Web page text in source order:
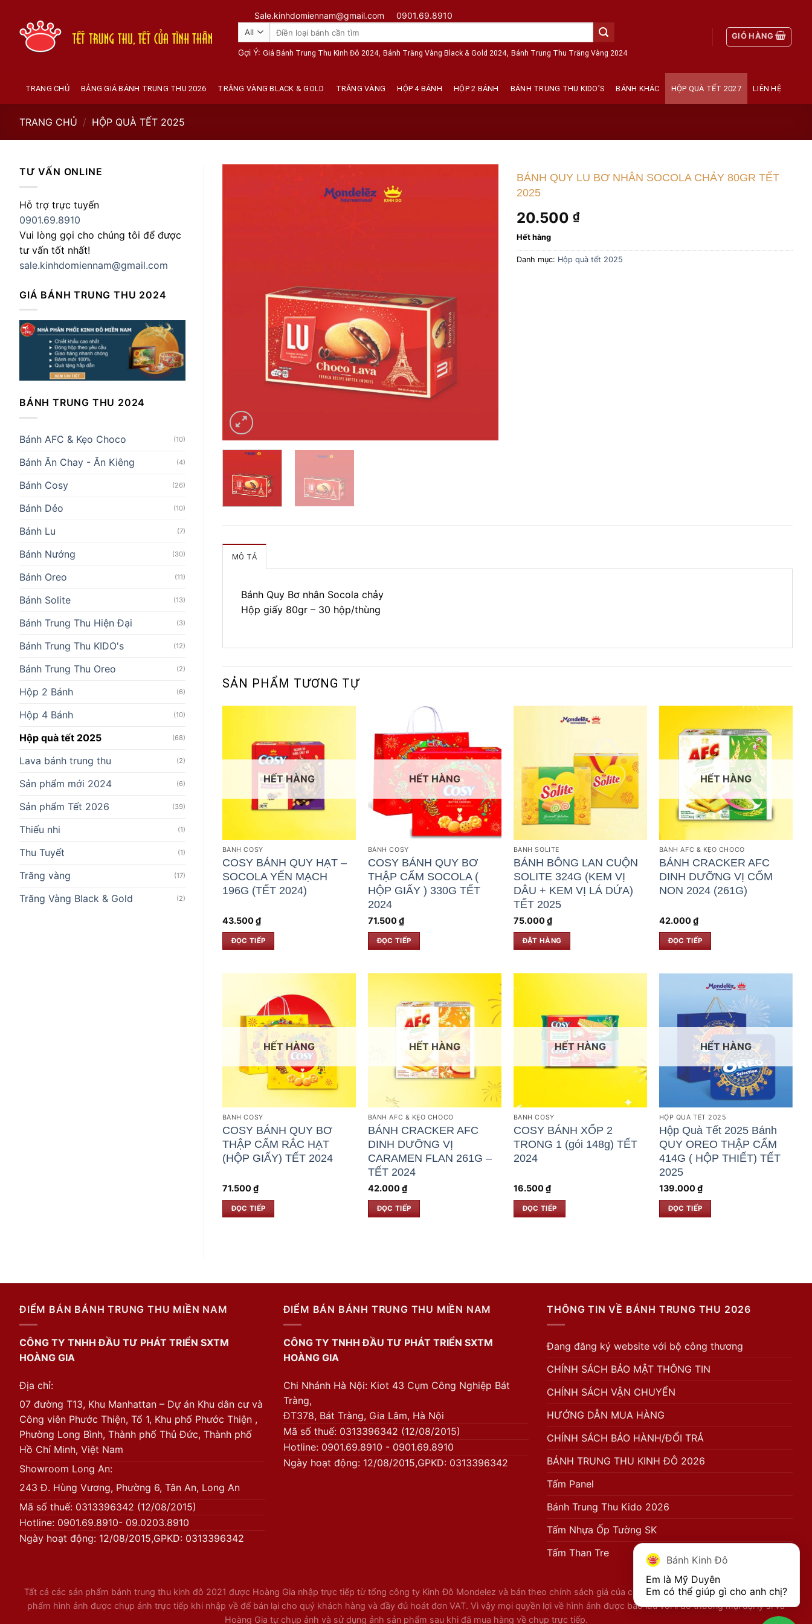
content
Sale.kinhdomiennam@gmail.com 0901.69.8910
Gợi Ý: Giá Bánh Trung Thu Kinh Đô 2024, Bánh Trăng Vàng Black & Gold 2024, Bánh Trung Thu Trăng Vàng 2024
GIỎ HÀNG
TRANG CHỦ BẢNG GIÁ BÁNH TRUNG THU 2026 TRĂNG VÀNG BLACK & GOLD TRĂNG VÀNG HỘP 4 BÁNH HỘP 2 BÁNH BÁNH TRUNG THU KIDO’S BÁNH KHÁC HỘP QUÀ TẾT 2027 LIÊN HỆ
TRANG CHỦ / HỘP QUÀ TẾT 2025
TƯ VẤN ONLINE
Hỗ trợ trực tuyến
0901.69.8910
Vui lòng gọi cho chúng tôi để được
tư vấn tốt nhất!
sale.kinhdomiennam@gmail.com
GIÁ BÁNH TRUNG THU 2024
BÁNH TRUNG THU 2024
Bánh AFC & Kẹo Choco (10)
Bánh Ăn Chay - Ăn Kiêng (4)
Bánh Cosy (26)
Bánh Dẻo (10)
Bánh Lu (7)
Bánh Nướng (30)
Bánh Oreo (11)
Bánh Solite (13)
Bánh Trung Thu Hiện Đại (3)
Bánh Trung Thu KIDO's (12)
Bánh Trung Thu Oreo (2)
Hộp 2 Bánh (6)
Hộp 4 Bánh (10)
Hộp quà tết 2025 (68)
Lava bánh trung thu (2)
Sản phẩm mới 2024 (6)
Sản phẩm Tết 2026 (39)
Thiếu nhi (1)
Thu Tuyết (1)
Trăng vàng (17)
Trăng Vàng Black & Gold (2)
BÁNH QUY LU BƠ NHÂN SOCOLA CHẢY 80GR TẾT
2025
20.500 ₫
Hết hàng
Danh mục: Hộp quà tết 2025
MÔ TẢ
Bánh Quy Bơ nhân Socola chảy
Hộp giấy 80gr – 30 hộp/thùng
SẢN PHẨM TƯƠNG TỰ
HẾT HÀNG
BÁNH COSY
COSY BÁNH QUY HẠT –
SOCOLA YẾN MẠCH
196G (TẾT 2024)
43.500₫
ĐỌC TIẾP
HẾT HÀNG
BÁNH COSY
COSY BÁNH QUY BƠ
THẬP CẨM SOCOLA (
HỘP GIẤY ) 330G TẾT
2024
71.500₫
ĐỌC TIẾP
BÁNH SOLITE
BÁNH BÔNG LAN CUỘN
SOLITE 324G (KEM VỊ
DÂU + KEM VỊ LÁ DỨA)
TẾT 2025
75.000₫
ĐẶT HÀNG
HẾT HÀNG
BÁNH AFC & KẸO CHOCO
BÁNH CRACKER AFC
DINH DƯỠNG VỊ CỐM
NON 2024 (261G)
42.000₫
ĐỌC TIẾP
HẾT HÀNG
BÁNH COSY
COSY BÁNH QUY BƠ
THẬP CẨM RẮC HẠT
(HỘP GIẤY) TẾT 2024
71.500₫
ĐỌC TIẾP
HẾT HÀNG
BÁNH AFC & KẸO CHOCO
BÁNH CRACKER AFC
DINH DƯỠNG VỊ
CARAMEN FLAN 261G –
TẾT 2024
42.000₫
ĐỌC TIẾP
HẾT HÀNG
BÁNH COSY
COSY BÁNH XỐP 2
TRONG 1 (gói 148g) TẾT
2024
16.500₫
ĐỌC TIẾP
HẾT HÀNG
HỘP QUÀ TẾT 2025
Hộp Quà Tết 2025 Bánh
QUY OREO THẬP CẨM
414G ( HỘP THIẾT) TẾT
2025
139.000₫
ĐỌC TIẾP
ĐIỂM BÁN BÁNH TRUNG THU MIỀN NAM
CÔNG TY TNHH ĐẦU TƯ PHÁT TRIỂN SXTM
HOÀNG GIA
Địa chỉ:
07 đường T13, Khu Manhattan – Dự án Khu dân cư và
Công viên Phước Thiện, Tổ 1, Khu phố Phước Thiện ,
Phường Long Bình, Thành phố Thủ Đức, Thành phố
Hồ Chí Minh, Việt Nam
Showroom Long An:
243 Đ. Hùng Vương, Phường 6, Tân An, Long An
Mã số thuế: 0313396342 (12/08/2015)
Hotline: 0901.69.8910- 09.0203.8910
Ngày hoạt động: 12/08/2015,GPKD: 0313396342
ĐIỂM BÁN BÁNH TRUNG THU MIỀN NAM
CÔNG TY TNHH ĐẦU TƯ PHÁT TRIỂN SXTM
HOÀNG GIA
Chi Nhánh Hà Nội: Kiot 43 Cụm Công Nghiệp Bát
Tràng,
ĐT378, Bát Tràng, Gia Lâm, Hà Nội
Mã số thuế: 0313396342 (12/08/2015)
Hotline: 0901.69.8910 - 0901.69.8910
Ngày hoạt động: 12/08/2015,GPKD: 0313396342
THÔNG TIN VỀ BÁNH TRUNG THU 2026
Đang đăng ký website với bộ công thương
CHÍNH SÁCH BẢO MẬT THÔNG TIN
CHÍNH SÁCH VẬN CHUYỂN
HƯỚNG DẪN MUA HÀNG
CHÍNH SÁCH BẢO HÀNH/ĐỔI TRẢ
BÁNH TRUNG THU KINH ĐÔ 2026
Tấm Panel
Bánh Trung Thu Kido 2026
Tấm Nhựa Ốp Tường SK
Tấm Than Tre
Tất cả các sản phẩm bánh trung thu kinh đô 2021 được Hoàng Gia nhập trực tiếp từ tổng công ty Kinh Đô Mondelez và bán theo chính sách giá của công ty với đầy đủ các thông tin về sản
phẩm hình ảnh được chụp ảnh trực tiếp khi nhập về để bán lại cho quý khách hàng và đầy đủ hoát đơn VAT. Vì vậy mọi quyền lợi về hình ảnh được bảo lưu với lí do thương mại đại lý sỉ và
Hoàng Gia tự chụp ảnh và sử dụng ảnh sản phẩm sau khi đã mua hàng về chụp trực tiếp.
Bánh Kinh Đô
Em là Mỹ Duyên
Em có thể giúp gì cho anh chị?